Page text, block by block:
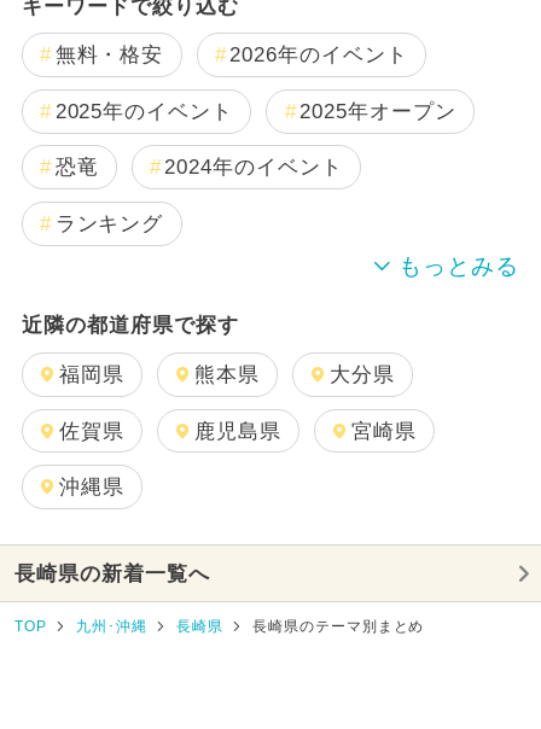
キーワードで絞り込む
無料・格安 2026年のイベント
2025年のイベント 2025年オープン
恐竜 2024年のイベント
ランキング
夏休み GW(ゴールデンウィーク)
2024年7月のイベント 日帰り
2024年11月のイベント
2025年3月のイベント
2024年12月のイベント
近隣の都道府県で探す
福岡県 熊本県 大分県
佐賀県 鹿児島県 宮崎県
沖縄県
長崎県の新着一覧へ
TOP 九州･沖縄 長崎県 長崎県のテーマ別まとめ